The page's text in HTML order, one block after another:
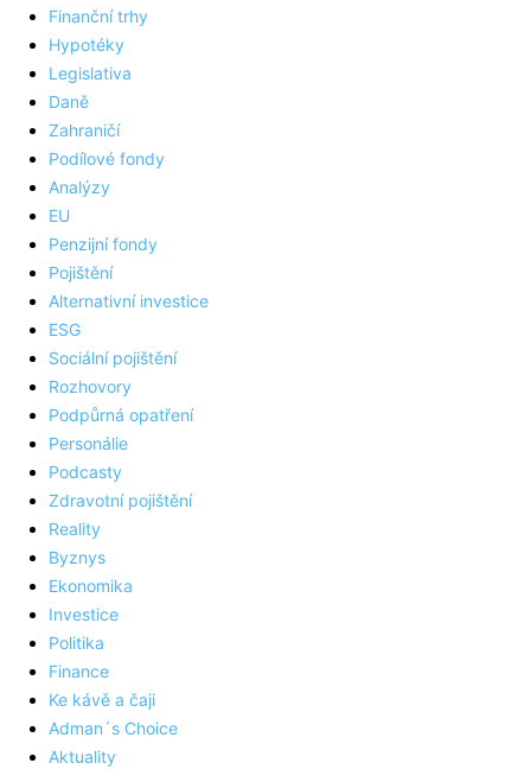
Finanční trhy
Hypotéky
Legislativa
Daně
Zahraničí
Podílové fondy
Analýzy
EU
Penzijní fondy
Pojištění
Alternativní investice
ESG
Sociální pojištění
Rozhovory
Podpůrná opatření
Personálie
Podcasty
Zdravotní pojištění
Reality
Byznys
Ekonomika
Investice
Politika
Finance
Ke kávě a čaji
Adman´s Choice
Aktuality